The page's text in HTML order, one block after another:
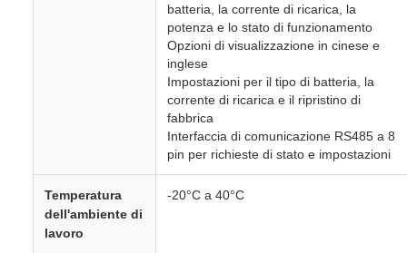
batteria, la corrente di ricarica, la
potenza e lo stato di funzionamento
Opzioni di visualizzazione in cinese e
inglese
Impostazioni per il tipo di batteria, la
corrente di ricarica e il ripristino di
fabbrica
Interfaccia di comunicazione RS485 a 8
pin per richieste di stato e impostazioni
Temperatura
dell'ambiente di
lavoro
-20°C a 40°C